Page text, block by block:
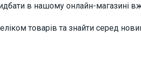
в нашому онлайн-магазині
товарів та знайти серед